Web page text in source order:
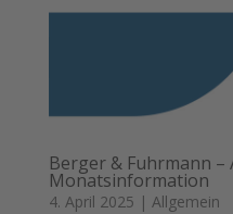
Berger & Fuhrmann –
Monatsinformation
4. April 2025 | Allgemein